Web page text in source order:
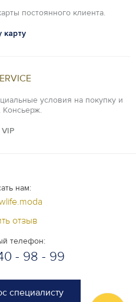
постоянного клиента.
карту
условия на покупку и
Консьерж.
нам:
отзыв
телефон:
- 98 - 99
специалисту